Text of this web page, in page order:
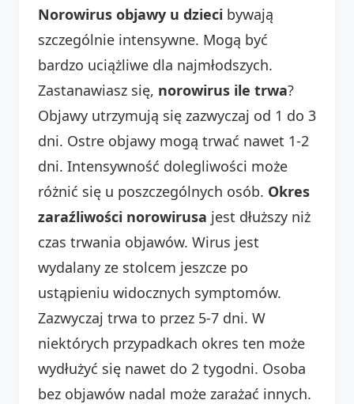
Norowirus objawy u dzieci bywają
szczególnie intensywne. Mogą być
bardzo uciążliwe dla najmłodszych.
Zastanawiasz się, norowirus ile trwa?
Objawy utrzymują się zazwyczaj od 1 do 3
dni. Ostre objawy mogą trwać nawet 1-2
dni. Intensywność dolegliwości może
różnić się u poszczególnych osób. Okres
zaraźliwości norowirusa jest dłuższy niż
czas trwania objawów. Wirus jest
wydalany ze stolcem jeszcze po
ustąpieniu widocznych symptomów.
Zazwyczaj trwa to przez 5-7 dni. W
niektórych przypadkach okres ten może
wydłużyć się nawet do 2 tygodni. Osoba
bez objawów nadal może zarażać innych.